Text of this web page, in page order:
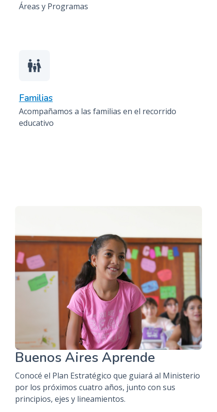
Áreas y Programas
family_restroom
Familias
Acompañamos a las familias en el recorrido
educativo
Buenos Aires Aprende
Conocé el Plan Estratégico que guiará al Ministerio
por los próximos cuatro años, junto con sus
principios, ejes y lineamientos.